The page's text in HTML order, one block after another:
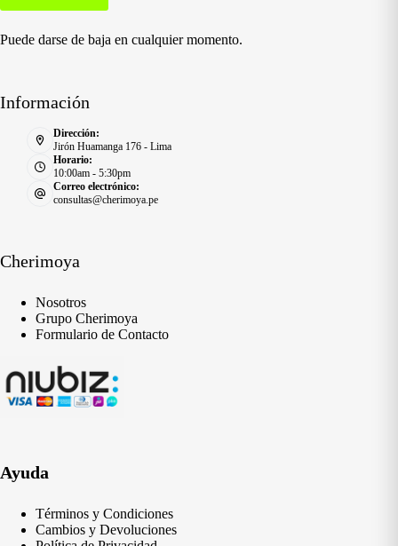
Puede darse de baja en cualquier momento.
Información
Dirección:
Jirón Huamanga 176 - Lima
Horario:
10:00am - 5:30pm
Correo electrónico:
consultas@cherimoya.pe
Cherimoya
Nosotros
Grupo Cherimoya
Formulario de Contacto
Ayuda
Términos y Condiciones
Cambios y Devoluciones